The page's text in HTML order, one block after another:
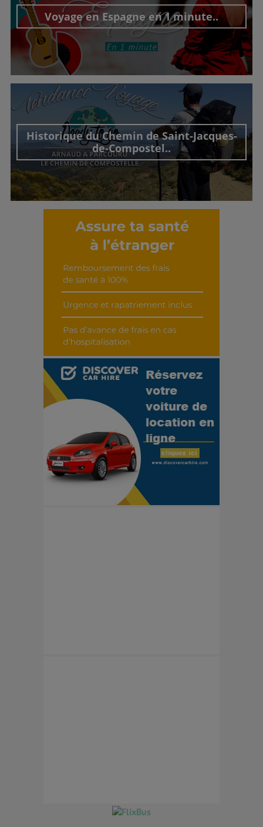
Voyage en Espagne en 1 minute..
Découvrir cet interview
Historique du Chemin de Saint-Jacques-
de-Compostel..
Découvrir cet interview